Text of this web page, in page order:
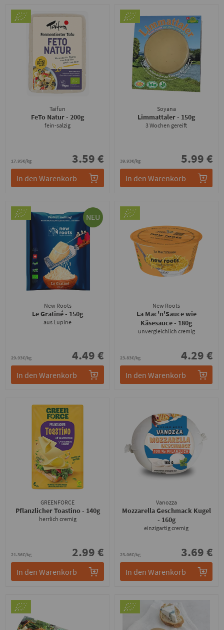
Taifun
FeTo Natur- 200g
fein-salzig
17.95€/kg 3.59 €
In den Warenkorb
Soyana
Limmattaler- 150g
3 Wochen gereift
39.93€/kg 5.99 €
In den Warenkorb
NEU
New Roots
Le Gratiné- 150g
aus Lupine
29.93€/kg 4.49 €
In den Warenkorb
New Roots
La Mac'n'Sauce wie
Käsesauce- 180g
unvergleichlich cremig
23.83€/kg 4.29 €
In den Warenkorb
GREENFORCE
Pflanzlicher Toastino- 140g
herrlich cremig
21.36€/kg 2.99 €
In den Warenkorb
Vanozza
Mozzarella Geschmack Kugel
- 160g
einzigartig cremig
23.06€/kg 3.69 €
In den Warenkorb